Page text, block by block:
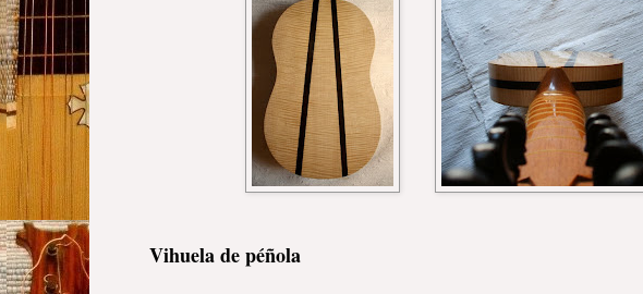
Vihuela de péñola